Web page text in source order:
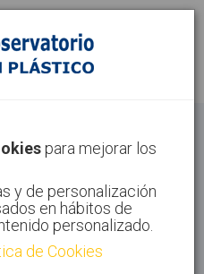
Sign in Sign up
para mejorar los
y de personalización
en hábitos de
personalizado.
de Cookies